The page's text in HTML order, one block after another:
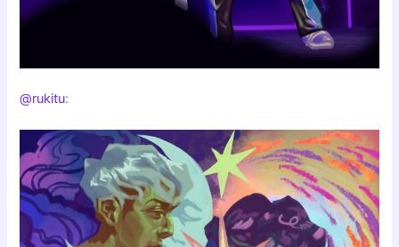
@rukitu: